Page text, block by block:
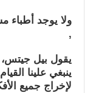
ولا يوجد أطباء
,
يقول بيل
ينبغي علينا
لإخراج جميع